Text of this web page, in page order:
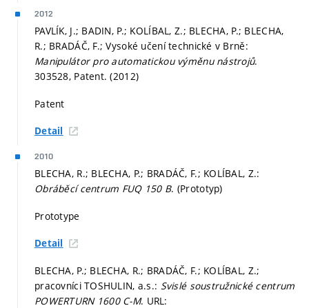
2012
PAVLÍK, J.; BADIN, P.; KOLÍBAL, Z.; BLECHA, P.; BLECHA,
R.; BRADÁČ, F.; Vysoké učení technické v Brně:
Manipulátor pro automatickou výměnu nástrojů.
303528, Patent. (2012)
Patent
Detail
2010
BLECHA, R.; BLECHA, P.; BRADÁČ, F.; KOLÍBAL, Z.:
Obráběcí centrum FUQ 150 B. (Prototyp)
Prototype
Detail
BLECHA, P.; BLECHA, R.; BRADÁČ, F.; KOLÍBAL, Z.;
pracovníci TOSHULIN, a.s.: Svislé soustružnické centrum
POWERTURN 1600 C-M. URL: